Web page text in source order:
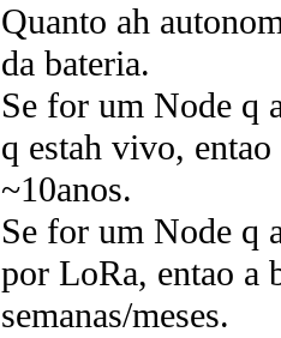
Quanto ah
da bateria.
Se for um Node q
q estah vivo,
~10anos.
Se for um Node q
por LoRa, entao a
semanas/meses.